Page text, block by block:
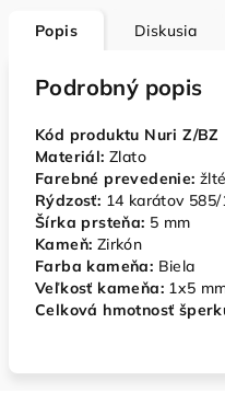
Popis Diskusia
Podrobný popis
Kód produktu Nuri Z/BZ
Materiál: Zlato
Farebné prevedenie: žlté
Rýdzosť: 14 karátov 585/
Šírka prsteňa: 5 mm
Kameň: Zirkón
Farba kameňa: Biela
Veľkosť kameňa: 1x5
Celková hmotnosť